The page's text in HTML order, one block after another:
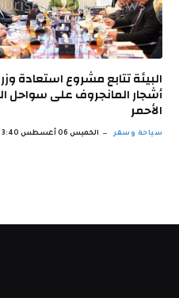
البيئة تتابع مشروع استعادة
أشجار المانجروف على سواحل
الأحمر
سياحة وسفر الخميس 06 أغسطس 3:40 م